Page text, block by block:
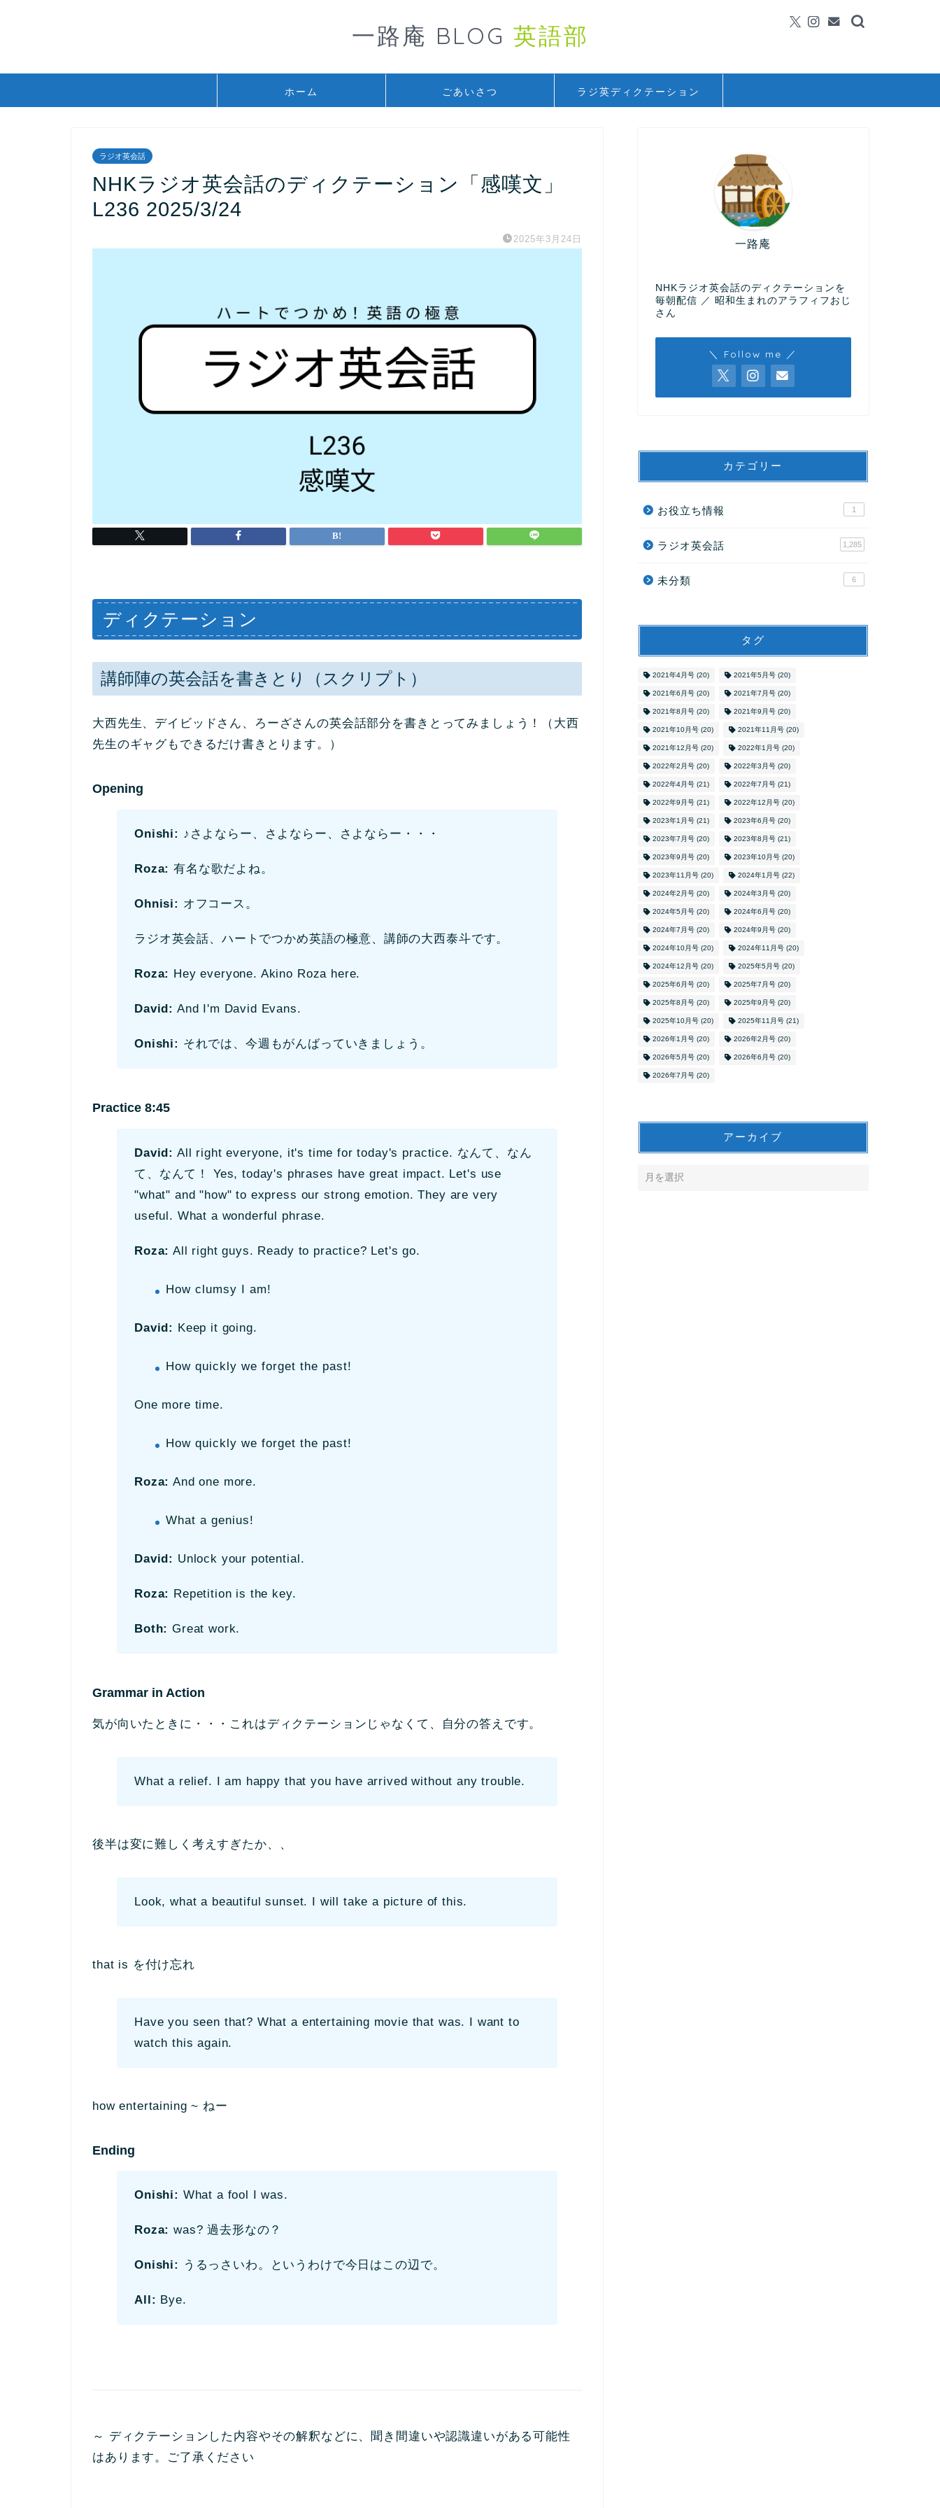
一路庵 BLOG 英語部
ホーム ごあいさつ ラジ英ディクテーション
ラジオ英会話
NHKラジオ英会話のディクテーション「感嘆文」
L236 2025/3/24
2025年3月24日
ディクテーション
講師陣の英会話を書きとり（スクリプト）
大西先生、デイビッドさん、ろーざさんの英会話部分を書きとってみましょう！（大西
先生のギャグもできるだけ書きとります。）
Opening
Onishi: ♪さよならー、さよならー、さよならー・・・
Roza: 有名な歌だよね。
Ohnisi: オフコース。
ラジオ英会話、 ハートでつかめ英語の極意、講師の大西泰斗です。
Roza: Hey everyone. Akino Roza here.
David: And I'm David Evans.
Onishi: それでは、今週もがんばっていきましょう。
Practice 8:45
David: All right everyone, it's time for today's practice. なんて、なん
て、なんて！ Yes, today's phrases have great impact. Let's use
"what" and "how" to express our strong emotion. They are very
useful. What a wonderful phrase.
Roza: All right guys. Ready to practice? Let's go.
How clumsy I am!
David: Keep it going.
How quickly we forget the past!
One more time.
How quickly we forget the past!
Roza: And one more.
What a genius!
David: Unlock your potential.
Roza: Repetition is the key.
Both: Great work.
Grammar in Action
気が向いたときに・・・これはディクテーションじゃなくて、自分の答えです。
What a relief. I am happy that you have arrived without any trouble.
後半は変に難しく考えすぎたか、、
Look, what a beautiful sunset. I will take a picture of this.
that is を付け忘れ
Have you seen that? What a entertaining movie that was. I want to
watch this again.
how entertaining ~ ねー
Ending
Onishi: What a fool I was.
Roza: was? 過去形なの？
Onishi: うるっさいわ。というわけで今日はこの辺で。
All: Bye.
～ ディクテーションした内容やその解釈などに、聞き間違いや認識違いがある可能性
はあります。ご了承ください
一路庵
NHKラジオ英会話のディクテーションを
毎朝配信 ／ 昭和生まれのアラフィフおじ
さん
＼ Follow me ／
カテゴリー
お役立ち情報 1
ラジオ英会話 1,285
未分類 6
タグ
2021年4月号(20) 2021年5月号(20)
2021年6月号(20) 2021年7月号(20)
2021年8月号(20) 2021年9月号(20)
2021年10月号(20) 2021年11月号(20)
2021年12月号(20) 2022年1月号(20)
2022年2月号(20) 2022年3月号(20)
2022年4月号(21) 2022年7月号(21)
2022年9月号(21) 2022年12月号(20)
2023年1月号(21) 2023年6月号(20)
2023年7月号(20) 2023年8月号(21)
2023年9月号(20) 2023年10月号(20)
2023年11月号(20) 2024年1月号(22)
2024年2月号(20) 2024年3月号(20)
2024年5月号(20) 2024年6月号(20)
2024年7月号(20) 2024年9月号(20)
2024年10月号(20) 2024年11月号(20)
2024年12月号(20) 2025年5月号(20)
2025年6月号(20) 2025年7月号(20)
2025年8月号(20) 2025年9月号(20)
2025年10月号(20) 2025年11月号(21)
2026年1月号(20) 2026年2月号(20)
2026年5月号(20) 2026年6月号(20)
2026年7月号(20)
アーカイブ